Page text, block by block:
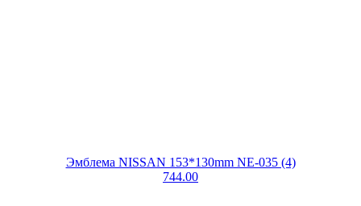
Эмблема NISSAN 153*130mm NE-035 (4)
744.00